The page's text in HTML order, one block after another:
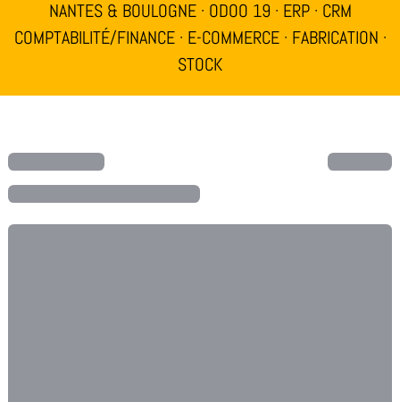
NANTES & BOULOGNE · ODOO 19 · ERP · CRM
COMPTABILITÉ/FINANCE · E-COMMERCE · FABRICATION ·
STOCK